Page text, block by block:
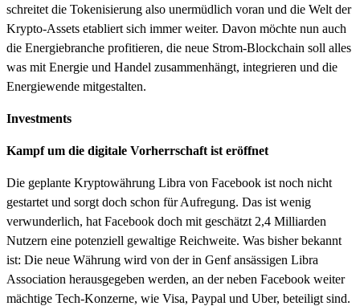
schreitet die Tokenisierung also unermüdlich voran und die Welt der
Krypto-Assets etabliert sich immer weiter. Davon möchte nun auch
die Energiebranche profitieren, die neue Strom-Blockchain soll alles
was mit Energie und Handel zusammenhängt, integrieren und die
Energiewende mitgestalten.
Investments
Kampf um die digitale Vorherrschaft ist eröffnet
Die geplante Kryptowährung Libra von Facebook ist noch nicht
gestartet und sorgt doch schon für Aufregung. Das ist wenig
verwunderlich, hat Facebook doch mit geschätzt 2,4 Milliarden
Nutzern eine potenziell gewaltige Reichweite. Was bisher bekannt
ist: Die neue Währung wird von der in Genf ansässigen Libra
Association herausgegeben werden, an der neben Facebook weiter
mächtige Tech-Konzerne, wie Visa, Paypal und Uber, beteiligt sind.